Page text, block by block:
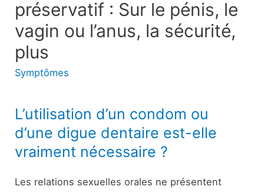
préservatif : Sur le pénis, le
vagin ou l’anus, la sécurité,
plus
Symptômes
L’utilisation d’un condom ou
d’une digue dentaire est-elle
vraiment nécessaire ?
Les relations sexuelles orales ne présentent